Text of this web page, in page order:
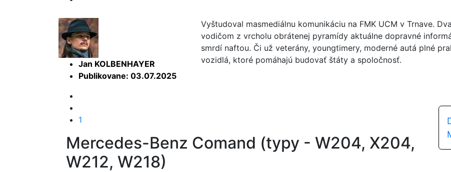
Jan KOLBENHAYER
Publikovane: 03.07.2025
Vyštudoval masmediálnu komunikáciu na FMK UCM v Trnave.
vodičom z vrcholu obrátenej pyramídy aktuálne dopravné
smrdí naftou. Či už veterány, youngtimery, moderné autá plné
vozidlá, ktoré pomáhajú budovať štáty a spoločnosť.
1
Mercedes-Benz Comand (typy - W204, X204,
W212, W218)